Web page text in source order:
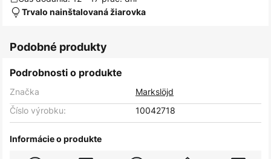
Trvalo nainštalovaná žiarovka
Podobné produkty
Podrobnosti o produkte
Značka
Markslöjd
Číslo výrobku:
10042718
Informácie o produkte